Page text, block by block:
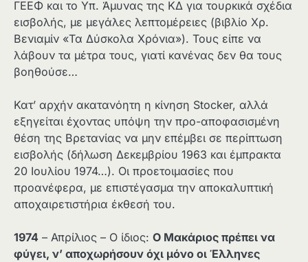
ΓΕΕΦ και το Υπ. Άμυνας της ΚΔ για τουρκικά σχέδια
εισβολής, με μεγάλες λεπτομέρειες (βιβλίο Χρ.
Βενιαμίν «Τα Δύσκολα Χρόνια»). Τους είπε να
λάβουν τα μέτρα τους, γιατί κανένας δεν θα τους
βοηθούσε…
Κατ’ αρχήν ακατανόητη η κίνηση Stocker, αλλά
εξηγείται έχοντας υπόψη την προ-αποφασισμένη
θέση της Βρετανίας να μην επέμβει σε περίπτωση
εισβολής (δήλωση Δεκεμβρίου 1963 και έμπρακτα
20 Ιουλίου 1974…). Οι προετοιμασίες που
προανέφερα, με επιστέγασμα την αποκαλυπτική
αποχαιρετιστήρια έκθεσή του.
1974 – Απρίλιος – Ο ίδιος: Ο Μακάριος πρέπει να
φύγει, ν’ αποχωρήσουν όχι μόνο οι Έλληνες